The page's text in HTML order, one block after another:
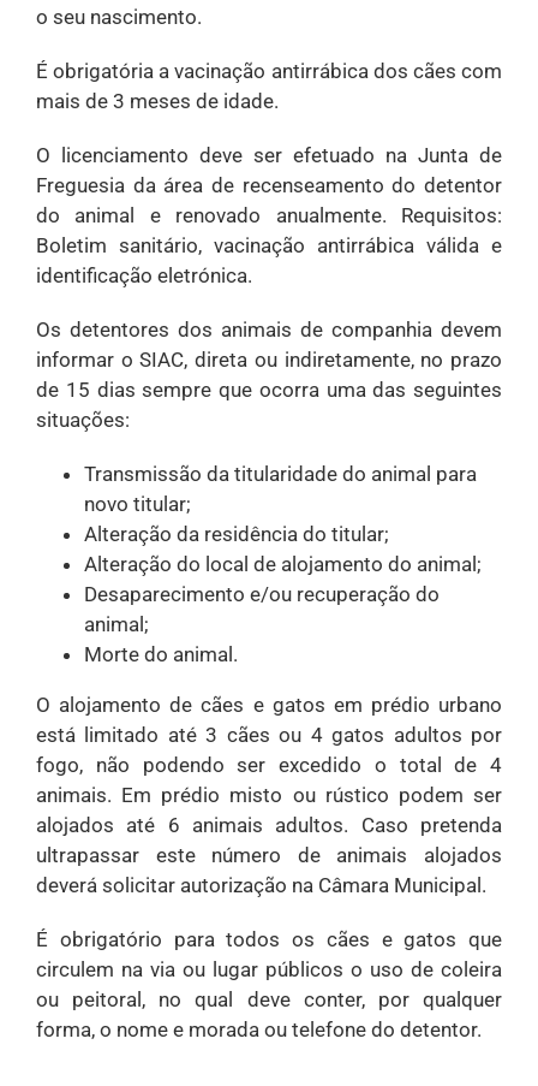
o seu nascimento.
É obrigatória a vacinação antirrábica dos cães com
mais de 3 meses de idade.
O licenciamento deve ser efetuado na Junta de
Freguesia da área de recenseamento do detentor
do animal e renovado anualmente. Requisitos:
Boletim sanitário, vacinação antirrábica válida e
identificação eletrónica.
Os detentores dos animais de companhia devem
informar o SIAC, direta ou indiretamente, no prazo
de 15 dias sempre que ocorra uma das seguintes
situações:
Transmissão da titularidade do animal para
novo titular;
Alteração da residência do titular;
Alteração do local de alojamento do animal;
Desaparecimento e/ou recuperação do
animal;
Morte do animal.
O alojamento de cães e gatos em prédio urbano
está limitado até 3 cães ou 4 gatos adultos por
fogo, não podendo ser excedido o total de 4
animais. Em prédio misto ou rústico podem ser
alojados até 6 animais adultos. Caso pretenda
ultrapassar este número de animais alojados
deverá solicitar autorização na Câmara Municipal.
É obrigatório para todos os cães e gatos que
circulem na via ou lugar públicos o uso de coleira
ou peitoral, no qual deve conter, por qualquer
forma, o nome e morada ou telefone do detentor.